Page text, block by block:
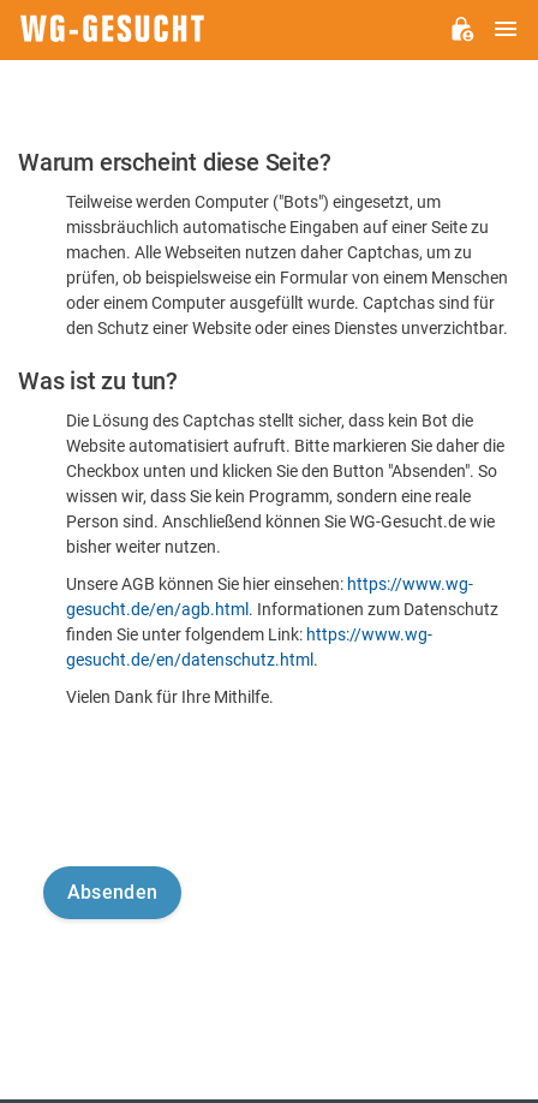
Bitte
dass
sind
Warum erscheint diese Seite?
Teilweise werden Computer ("Bots") eingesetzt, um
missbräuchlich automatische Eingaben auf einer Seite zu
machen. Alle Webseiten nutzen daher Captchas, um zu
prüfen, ob beispielsweise ein Formular von einem Menschen
oder einem Computer ausgefüllt wurde. Captchas sind für
den Schutz einer Website oder eines Dienstes unverzichtbar.
Was ist zu tun?
Die Lösung des Captchas stellt sicher, dass kein Bot die
Website automatisiert aufruft. Bitte markieren Sie daher die
Checkbox unten und klicken Sie den Button "Absenden". So
wissen wir, dass Sie kein Programm, sondern eine reale
Person sind. Anschließend können Sie WG-Gesucht.de wie
bisher weiter nutzen.
Unsere AGB können Sie hier einsehen: https://www.wg-
gesucht.de/en/agb.html . Informationen zum Datenschutz
finden Sie unter folgendem Link: https://www.wg-
gesucht.de/en/datenschutz.html .
Vielen Dank für Ihre Mithilfe.